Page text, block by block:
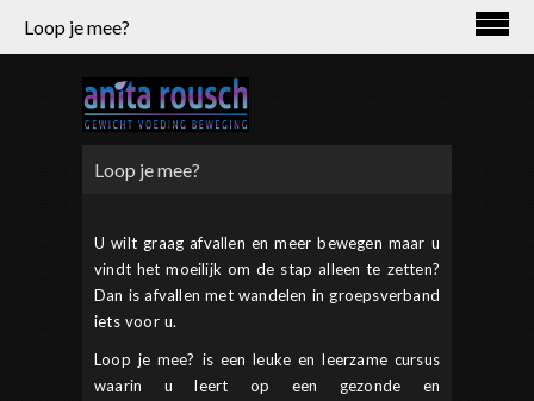
Loop je mee?
Loop je mee?
U wilt graag afvallen en meer bewegen maar u
vindt het moeilijk om de stap alleen te zetten?
Dan is afvallen met wandelen in groepsverband
iets voor u.
Loop je mee? is een leuke en leerzame cursus
waarin u leert op een gezonde en